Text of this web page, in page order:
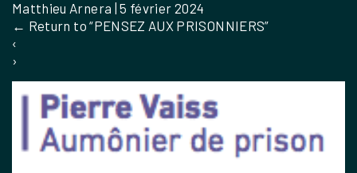
Matthieu Arnera |5 février 2024
← Return to “PENSEZ AUX PRISONNIERS”
‹
›